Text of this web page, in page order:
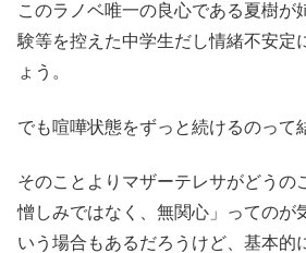
このラノベ唯一の良心である夏樹が
験等を控えた中学生だし情緒不安定
ょう。
でも喧嘩状態をずっと続けるのって
そのことよりマザーテレサがどうの
憎しみではなく、無関心」ってのが
いう場合もあるだろうけど、基本的